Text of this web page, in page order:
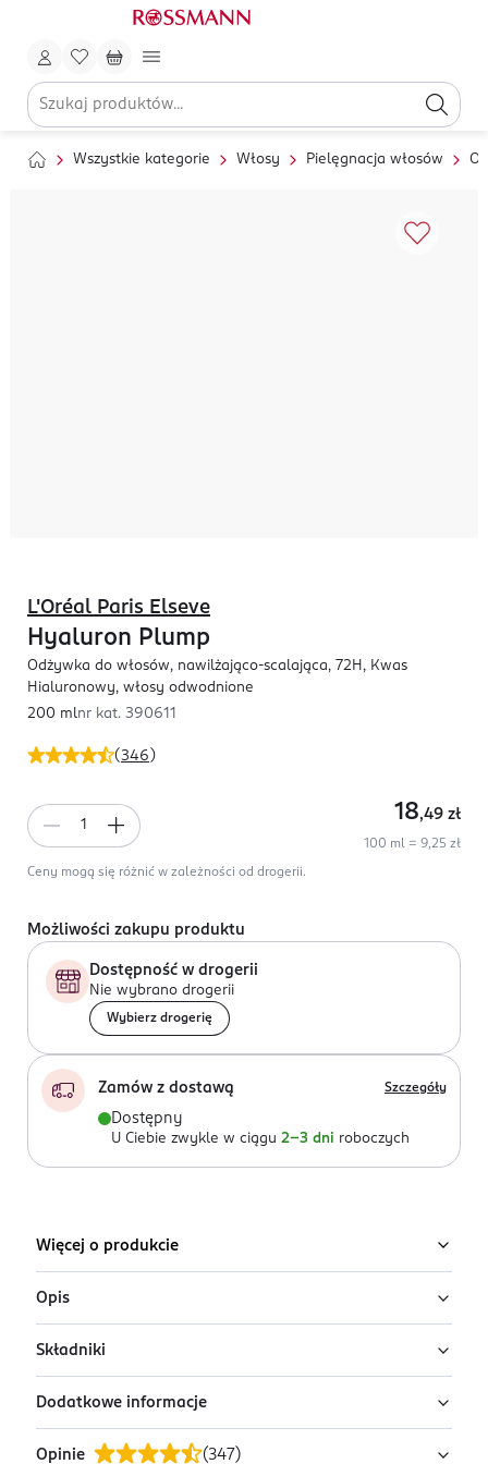
Wszystkie kategorie Włosy Pielęgnacja włosów
(346 )
L'Oréal Paris Elseve
Hyaluron Plump
Odżywka do włosów, nawilżająco-scalająca, 72H, Kwas
Hialuronowy, włosy odwodnione
200 mlnr kat. 390611
18,49 zł
100 ml = 9,25 zł
Ceny mogą się różnić w zależności od drogerii.
Możliwości zakupu produktu
Dostępność w drogerii
Nie wybrano drogerii
Wybierz drogerię
Zamów z dostawą Szczegóły
Dostępny
U Ciebie zwykle w ciągu 2-3 dni roboczych
Więcej o produkcie
Opis
Odżywka nawilżająca do włosów Elseve Hyaluron
Plump wzbogacona kwasem hialuronowym. Sprawia, że
włosy stają się lśniące i wypełnione nawilżeniem.
Nawilżająco-scalająca odżywka opracowana z myślą o
Składniki
Aqua / Water / Eau , Cetearyl Alcohol , Dimethicone ,
Glycerin , Behentrimonium Chloride , Ci 17200 / Red 33 ,
Ci 42090 / Blue 1 , Lactic Acid , Sodium Laureth Sulfate
Dodatkowe informacje
PRZYGOTOWANIE I STOSOWANIE
Opinie (347 )